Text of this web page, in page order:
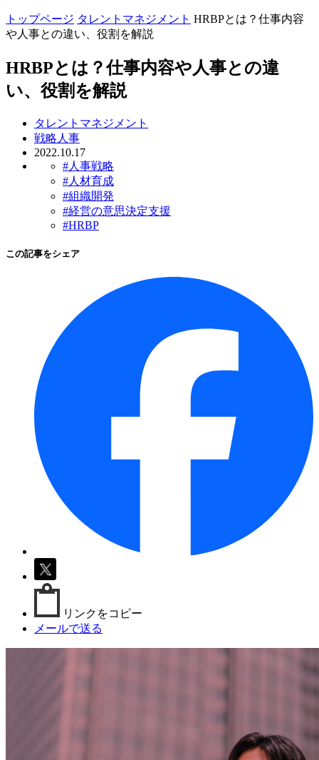
トップページ タレントマネジメント HRBPとは？仕事内容
や人事との違い、役割を解説
HRBPとは？仕事内容や人事との違
い、役割を解説
タレントマネジメント
戦略人事
2022.10.17
#人事戦略
#人材育成
#組織開発
#経営の意思決定支援
#HRBP
この記事をシェア
リンクをコピー
メールで送る